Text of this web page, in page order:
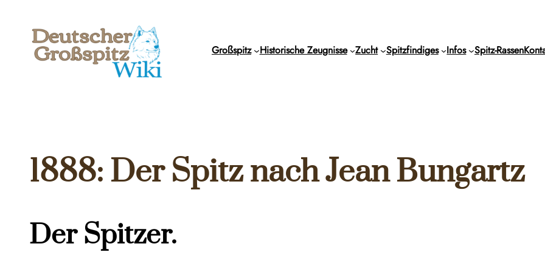
Inhalt
springen
Großspitz Historische Zeugnisse Zucht Spitzfindiges Infos Spitz-Rassen
1888: Der Spitz nach Jean Bungartz
Der Spitzer.